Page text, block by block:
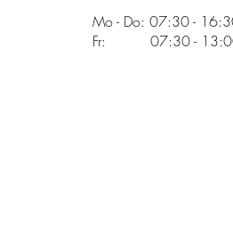
Mo - Do: 07:30 -
Fr: 07:30 -